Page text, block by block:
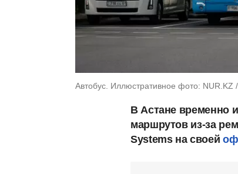
Автобус. Иллюстративное фото: NUR.KZ
В Астане временно
маршрутов из-за
Systems на своей